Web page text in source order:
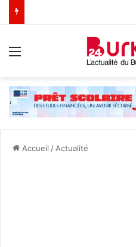
Accueil / Actualité